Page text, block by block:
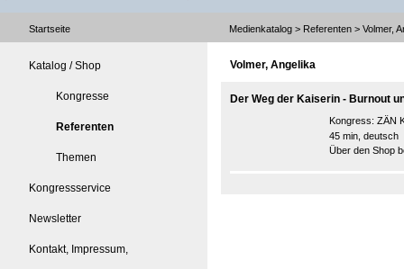
Startseite Medienkatalog > Referenten > Volmer,
Katalog / Shop
Kongresse
Referenten
Themen
Kongressservice
Newsletter
Kontakt, Impressum,
Volmer, Angelika
Der Weg der Kaiserin - Burnout
Kongress: ZÄN
45 min, deutsch
Über den Shop